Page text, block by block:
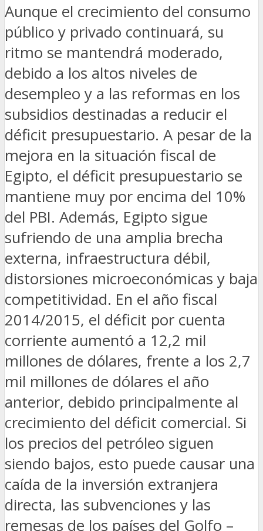
Aunque el crecimiento del consumo
público y privado continuará, su
ritmo se mantendrá moderado,
debido a los altos niveles de
desempleo y a las reformas en los
subsidios destinadas a reducir el
déficit presupuestario. A pesar de la
mejora en la situación fiscal de
Egipto, el déficit presupuestario se
mantiene muy por encima del 10%
del PBI. Además, Egipto sigue
sufriendo de una amplia brecha
externa, infraestructura débil,
distorsiones microeconómicas y baja
competitividad. En el año fiscal
2014/2015, el déficit por cuenta
corriente aumentó a 12,2 mil
millones de dólares, frente a los 2,7
mil millones de dólares el año
anterior, debido principalmente al
crecimiento del déficit comercial. Si
los precios del petróleo siguen
siendo bajos, esto puede causar una
caída de la inversión extranjera
directa, las subvenciones y las
remesas de los países del Golfo –